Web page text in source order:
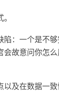
：一个是不
故意问你怎
及在数据一致